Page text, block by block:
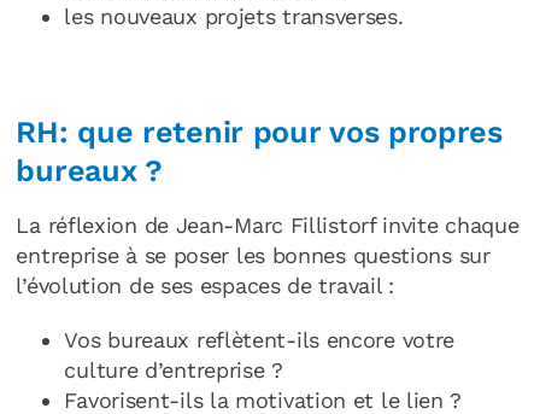
les nouveaux projets transverses.
RH: que retenir pour vos propres
bureaux ?
La réflexion de Jean-Marc Fillistorf invite chaque
entreprise à se poser les bonnes questions sur
l’évolution de ses espaces de travail :
Vos bureaux reflètent-ils encore votre
culture d’entreprise ?
Favorisent-ils la motivation et le lien ?